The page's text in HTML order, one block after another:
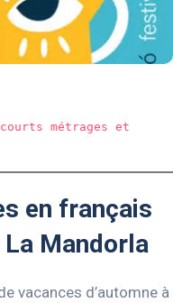
métrages et
en français
Mandorla
vacances d’automne à